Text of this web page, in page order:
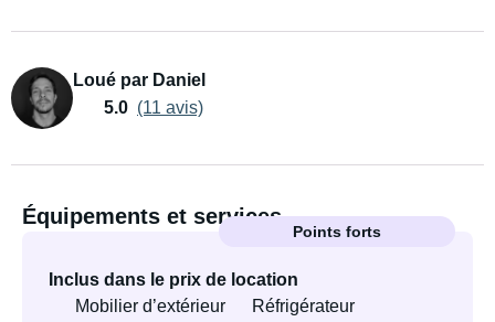
Loué par Daniel
5.0 (11 avis)
Équipements et services
Points forts
Inclus dans le prix de location
Mobilier d’extérieur
Réfrigérateur